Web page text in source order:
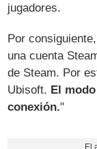
jugadores.
Por
una cuenta
de Steam. Por
Ubisoft. El
conexión."